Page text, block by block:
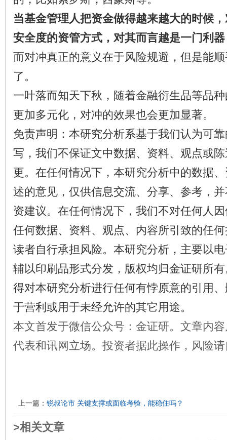
当基金管理人把资金做得越来越大的时候
安全度的资管方式，对其而言越是一门利
而对冲真正的意义在于风险规避，但是能
了。
一叶落而知天下秋，随着金融衍生品等品
更加多元化，对冲的效果也会更加显著。
免责声明：本研究分析系基于我们认为可
写，我们不保证文中数据、资料、观点或
更。在任何情况下，本研究分析中的数据
述的意见，仅供信息交流、分享、参考，
资建议。在任何情况下，我们不对任何人
任何数据、资料、观点、内容所引致的任
读者自行承担风险。本研究分析，主要以
辅以印刷品形式分发，版权均归金证研所
得对本研究分析进行任何有悖原意的引用
于营利或用于未经允许的其它用途。
本文首发于微信公众号：金证研。文章内
代表和讯网立场。投资者据此操作，风险
上一篇： 锐叔论市 关键支撑或面临考验，能稳住吗？
>相关文章